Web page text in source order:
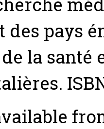
des pays
la santé